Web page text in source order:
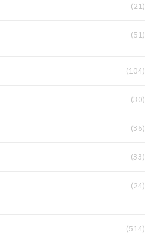
(21)
(51)
(104)
(30)
(36)
(33)
(24)
(514)